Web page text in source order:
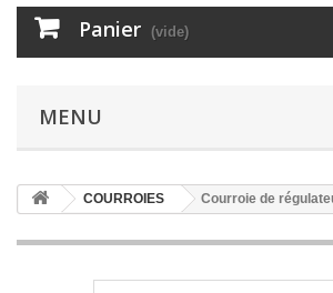
Panier (vide)
MENU
COURROIES Courroie de